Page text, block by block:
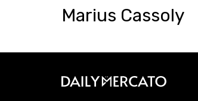
Marius Cassoly